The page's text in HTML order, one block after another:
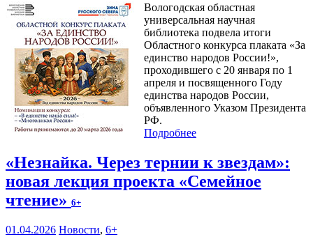
Вологодская областная
универсальная научная
библиотека подвела итоги
Областного конкурса плаката «За
единство народов России!»,
проходившего с 20 января по 1
апреля и посвященного Году
единства народов России,
объявленного Указом Президента
РФ.
Подробнее
«Незнайка. Через тернии к звездам»:
новая лекция проекта «Семейное
чтение» 6+
01.04.2026 Новости, 6+